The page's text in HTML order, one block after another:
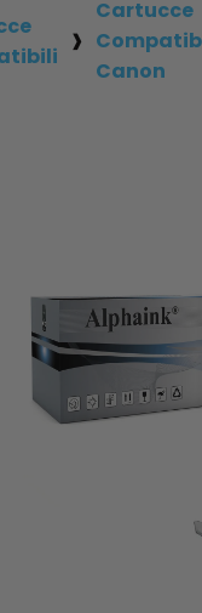
Cartucce
Canon